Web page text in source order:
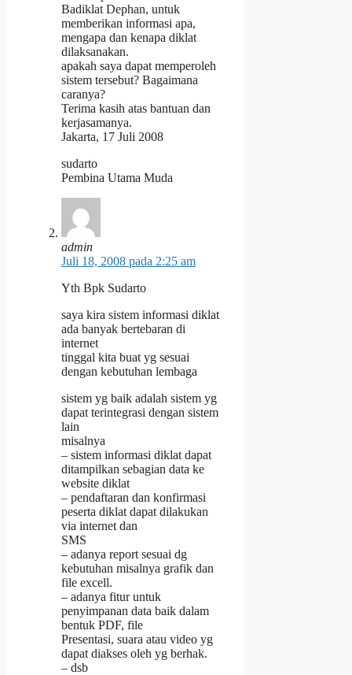
Badiklat Dephan, untuk
memberikan informasi apa,
mengapa dan kenapa diklat
dilaksanakan.
apakah saya dapat memperoleh
sistem tersebut? Bagaimana
caranya?
Terima kasih atas bantuan dan
kerjasamanya.
Jakarta, 17 Juli 2008
sudarto
Pembina Utama Muda
admin
Juli 18, 2008 pada 2:25 am
Yth Bpk Sudarto
saya kira sistem informasi diklat
ada banyak bertebaran di
internet
tinggal kita buat yg sesuai
dengan kebutuhan lembaga
sistem yg baik adalah sistem yg
dapat terintegrasi dengan sistem
lain
misalnya
– sistem informasi diklat dapat
ditampilkan sebagian data ke
website diklat
– pendaftaran dan konfirmasi
peserta diklat dapat dilakukan
via internet dan
SMS
– adanya report sesuai dg
kebutuhan misalnya grafik dan
file excell.
– adanya fitur untuk
penyimpanan data baik dalam
bentuk PDF, file
Presentasi, suara atau video yg
dapat diakses oleh yg berhak.
– dsb